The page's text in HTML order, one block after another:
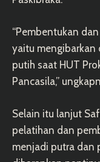
“Pembentukan
yaitu mengibarkan
putih saat HUT
Pancasila,”
Selain itu lanjut
pelatihan dan
menjadi putra dan